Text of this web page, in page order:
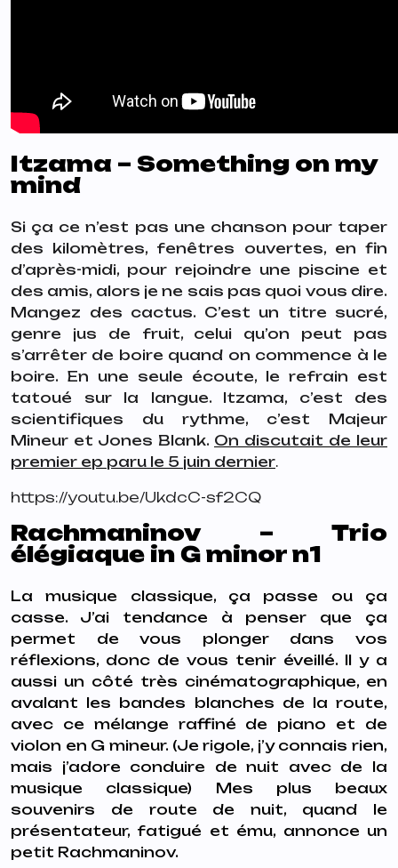
Itzama – Something on my
mind
Si ça ce n’est pas une chanson pour taper
des kilomètres, fenêtres ouvertes, en fin
d’après-midi, pour rejoindre une piscine et
des amis, alors je ne sais pas quoi vous dire.
Mangez des cactus. C’est un titre sucré,
genre jus de fruit, celui qu’on peut pas
s’arrêter de boire quand on commence à le
boire. En une seule écoute, le refrain est
tatoué sur la langue. Itzama, c’est des
scientifiques du rythme, c’est Majeur
Mineur et Jones Blank. On discutait de leur
premier ep paru le 5 juin dernier.
https://youtu.be/UkdcC-sf2CQ
Rachmaninov – Trio
élégiaque in G minor n1
La musique classique, ça passe ou ça
casse. J’ai tendance à penser que ça
permet de vous plonger dans vos
réflexions, donc de vous tenir éveillé. Il y a
aussi un côté très cinématographique, en
avalant les bandes blanches de la route,
avec ce mélange raffiné de piano et de
violon en G mineur. (Je rigole, j’y connais rien,
mais j’adore conduire de nuit avec de la
musique classique) Mes plus beaux
souvenirs de route de nuit, quand le
présentateur, fatigué et ému, annonce un
petit Rachmaninov.